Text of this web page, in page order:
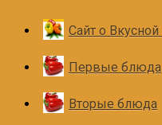
Первые блюда
Вторые блюда